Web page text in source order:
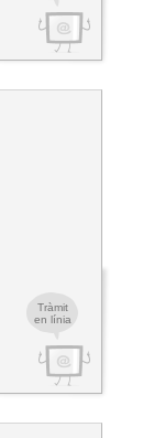
Tràmit
en línia